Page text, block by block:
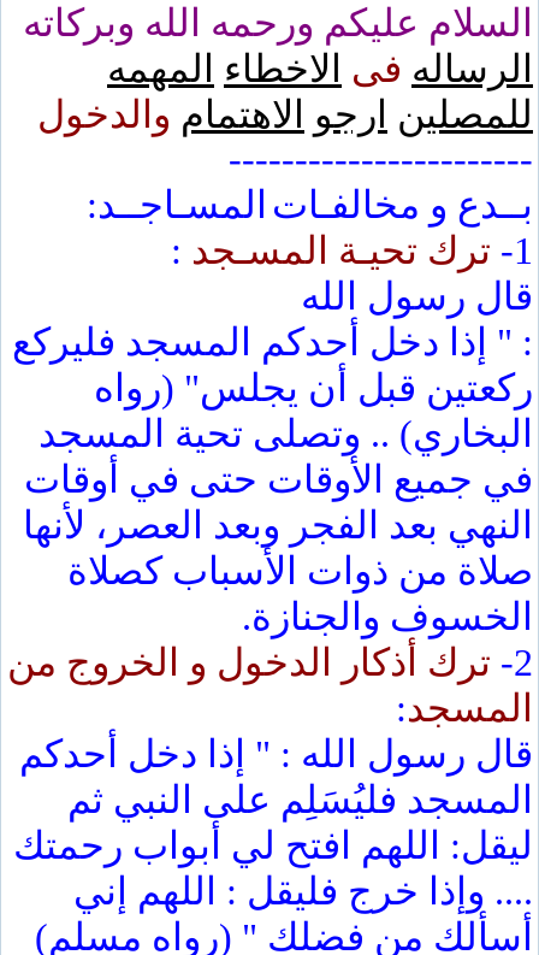
السلام عليكم ورحمه الله وبركاته
الرساله فى الاخطاء
المهمه
للمصلين ارجو الاهتمام والدخول
-----------------------
بــدع و مخالفـات المسـاجــد:
1-
ترك تحيـة المسـجد :
قال رسول الله
: " إذا دخل أحدكم المسجد فليركع
ركعتين قبل أن يجلس" (رواه
البخاري) .. وتصلى تحية المسجد
في جميع الأوقات حتى في أوقات
النهي بعد الفجر وبعد العصر، لأنها
صلاة من ذوات الأسباب كصلاة
الخسوف والجنازة.
2- ترك أذكار الدخول و الخروج من
المسجد:
قال رسول الله : " إذا دخل أحدكم
المسجد فليُسَلِم على النبي ثم
ليقل: اللهم افتح لي أبواب رحمتك
.... وإذا خرج فليقل : اللهم إني
أسألك من فضلك " (رواه مسلم)